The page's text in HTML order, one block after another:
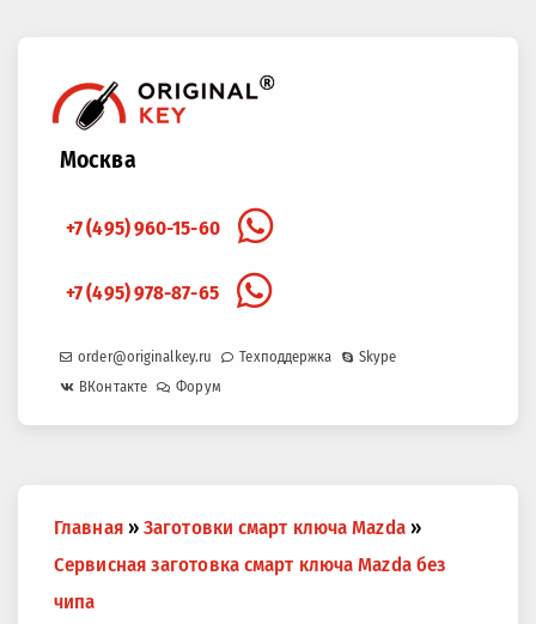
Москва
+7 (495) 960-15-60
+7 (495) 978-87-65
order@originalkey.ru Техподдержка
Skype
ВКонтакте
Форум
здесь
Главная » Заготовки смарт ключа Mazda »
Cервисная заготовка смарт ключа Mazda без
чипа